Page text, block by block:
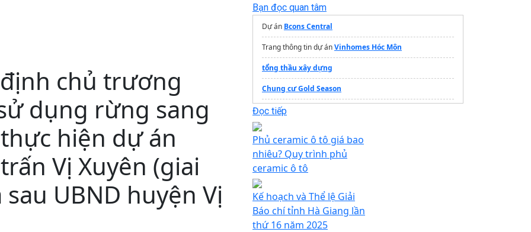
chủ trương
dụng rừng sang
hiện dự án
Vị Xuyên (giai
UBND huyện Vị
Bạn đọc quan tâm
Dự án Bcons Central
Trang thông tin dự ánVinhomes Hóc Môn
tổng thầu xây dựng
Chung cư Gold Season
Chủ đầu tư
Đọc tiếp
Phủ ceramic ô tô giá bao
nhiêu? Quy trình phủ
ceramic ô tô
Kế hoạch và Thể lệ Giải
Báo chí tỉnh Hà Giang lần
thứ 16 năm 2025